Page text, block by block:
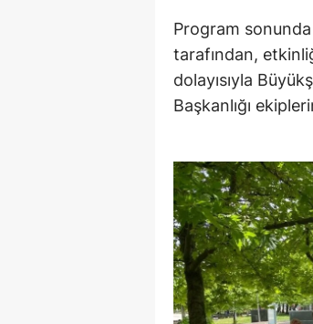
Program
tarafından,
dolayısıyla
Başkanlığı